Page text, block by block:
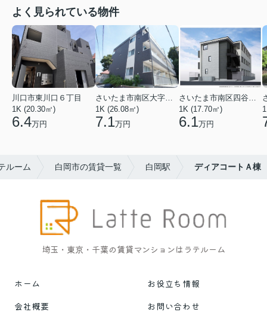
よく見られている物件
川口市東川口６丁目
1K (20.30㎡)
6.4万円
1K (26.08㎡)
7.1万円
1K (17.70㎡)
6.1万円
ルーム 白岡市の賃貸一覧 白岡駅 ディアコートＡ棟
埼玉・東京・千葉の賃貸マンションはラテルーム
ホーム
お役立ち情報
会社概要
お問い合わせ